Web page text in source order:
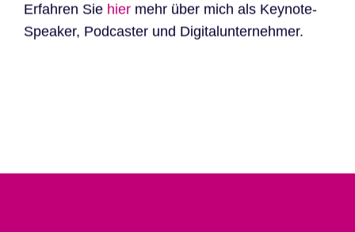
Erfahren Sie hiermehr über mich als Keynote-
Speaker, Podcaster und Digitalunternehmer.